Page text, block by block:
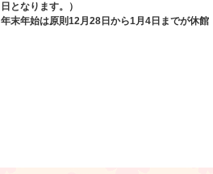
日となります。）
年末年始は原則12月28日から1月4日までが休館